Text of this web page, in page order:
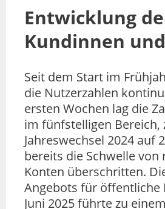
Entwicklung
Kundinnen
Seit dem Start im
die Nutzerzahlen
ersten Wochen lag die
im fünfstelligen Bereich,
Jahreswechsel 2024 auf
bereits die Schwelle von
Konten überschritten.
Angebots für öffentliche
Juni 2025 führte zu